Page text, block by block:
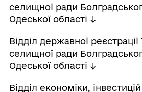
селищної ради
Одеської області ↓
Відділ державної реєстрації
селищної ради
Одеської області ↓
Відділ економіки,